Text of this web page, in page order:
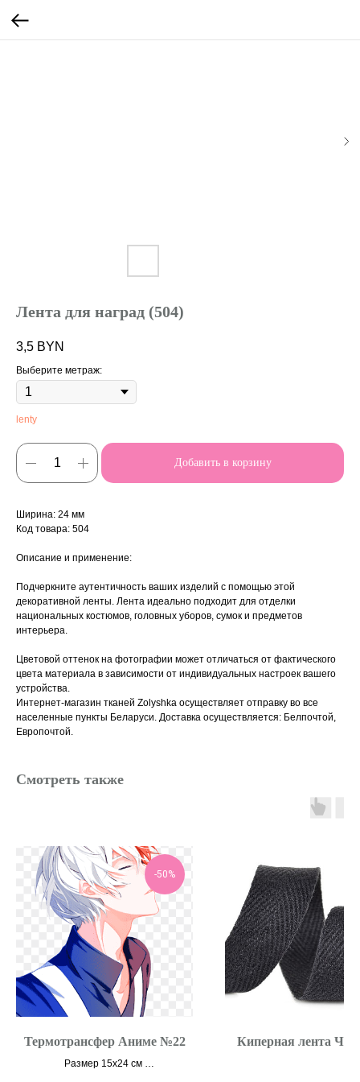
Лента для наград (504)
3,5 BYN
Выберите метраж:
lenty
Добавить в корзину
Ширина: 24 мм
Код товара: 504
Описание и применение:
Подчеркните аутентичность ваших изделий с помощью этой
декоративной ленты. Лента идеально подходит для отделки
национальных костюмов, головных уборов, сумок и предметов
интерьера.
Цветовой оттенок на фотографии может отличаться от фактического
цвета материала в зависимости от индивидуальных настроек вашего
устройства.
Интернет-магазин тканей Zolyshka осуществляет отправку во все
населенные пункты Беларуси. Доставка осуществляется: Белпочтой,
Европочтой.
Смотреть также
-50%
Термотрансфер Аниме №22
Размер 15х24 см
Киперная лента